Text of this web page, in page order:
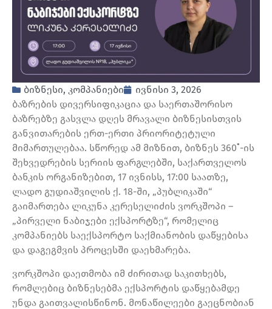
ბიზნესი, კომპანიები
ივნისი 3, 2026
ბაზრების დივერსიფიკაცია და საერთაშორისო
ბაზრებზე გასვლა დღეს მრავალი ბიზნესისთვის
განვითარების ერთ-ერთი პრიორიტეტული
მიმართულებაა. სწორედ ამ მიზნით, ბიზნეს 360˚-ის
შეხვედრების სერიის ფარგლებში, საქართველოს
ბანკის ორგანიზებით, 17 ივნისს, 17:00 საათზე,
ლადო გუდიაშვილის ქ. 18-ში, „პუბლიკაში“
გაიმართება ლიკუნა კერესელიძის ვორკშოპი –
„პირველი ნაბიჯები ექსპორტზე“, რომელიც
კომპანიებს საექსპორტო საქმიანობის დაწყებისა
და დაგეგმვის პროცესში დაეხმარება.
ვორკშოპი დაეთმობა იმ ძირითად საკითხებს,
რომლებიც ბიზნესებმა ექსპორტის დაწყებამდე
უნდა გაითვალისწინონ. მონაწილეები გაეცნობიან